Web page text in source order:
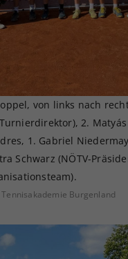
von links nach
2.
1. Gabriel
Schwarz (NÖTV-
Burgenland